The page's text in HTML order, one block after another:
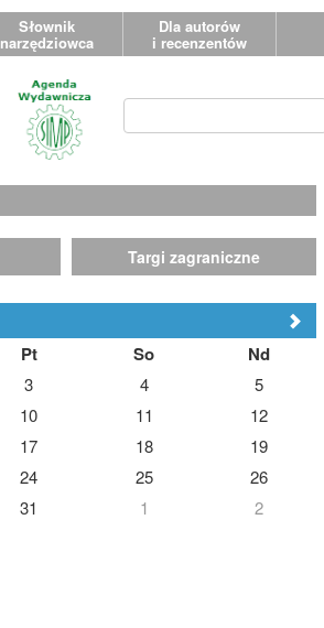
Słownik
narzędziowca
Dla autorów
i recenzentów
Targi zagraniczne
Pt So Nd
3 4
5
10 11
12
17 18
19
24 25
26
31 1 2